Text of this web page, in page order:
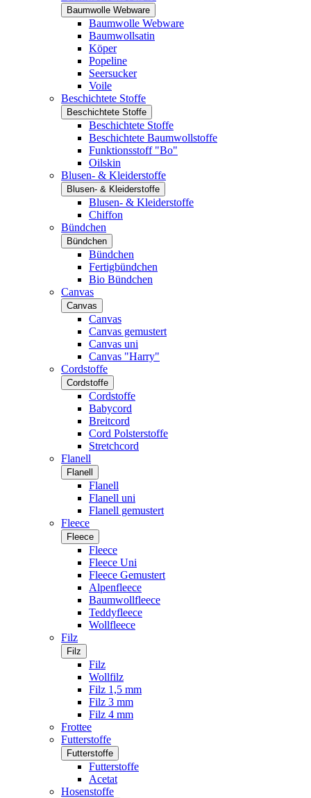
Baumwolle Webware
Baumwolle Webware
Baumwollsatin
Köper
Popeline
Seersucker
Voile
Beschichtete Stoffe
Beschichtete Stoffe
Beschichtete Stoffe
Beschichtete Baumwollstoffe
Funktionsstoff "Bo"
Oilskin
Blusen- & Kleiderstoffe
Blusen- & Kleiderstoffe
Blusen- & Kleiderstoffe
Chiffon
Bündchen
Bündchen
Bündchen
Fertigbündchen
Bio Bündchen
Canvas
Canvas
Canvas
Canvas gemustert
Canvas uni
Canvas "Harry"
Cordstoffe
Cordstoffe
Cordstoffe
Babycord
Breitcord
Cord Polsterstoffe
Stretchcord
Flanell
Flanell
Flanell
Flanell uni
Flanell gemustert
Fleece
Fleece
Fleece
Fleece Uni
Fleece Gemustert
Alpenfleece
Baumwollfleece
Teddyfleece
Wollfleece
Filz
Filz
Filz
Wollfilz
Filz 1,5 mm
Filz 3 mm
Filz 4 mm
Frottee
Futterstoffe
Futterstoffe
Futterstoffe
Acetat
Hosenstoffe